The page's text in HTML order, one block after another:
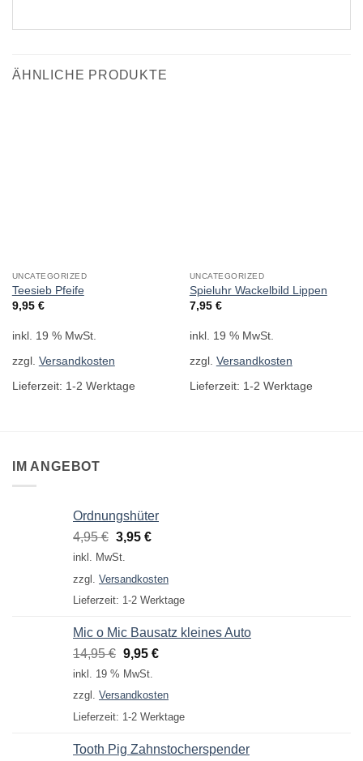
ÄHNLICHE PRODUKTE
UNCATEGORIZED
Teesieb Pfeife
9,95 €
inkl. 19 % MwSt.
zzgl. Versandkosten
Lieferzeit: 1-2 Werktage
UNCATEGORIZED
Spieluhr Wackelbild Lippen
7,95 €
inkl. 19 % MwSt.
zzgl. Versandkosten
Lieferzeit: 1-2 Werktage
IM ANGEBOT
Ordnungshüter
4,95€ Ursprünglicher
Preis
4,95 €
3,95 €Aktueller
3,95 €.
inkl. MwSt.
zzgl. Versandkosten
Lieferzeit: 1-2 Werktage
Mic o Mic Bausatz kleines Auto
14,95€ Ursprünglicher
Preis
14,95 €
9,95 €Aktueller
9,95 €.
inkl. 19 % MwSt.
zzgl. Versandkosten
Lieferzeit: 1-2 Werktage
Tooth Pig Zahnstocherspender